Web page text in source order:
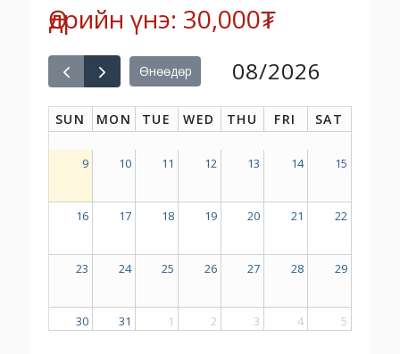
Өдрийн үнэ: 30,000₮
Өнөөдөр 08/2026
SUN MON TUE WED THU FRI SAT
9 10 11 12 13 14 15
16 17 18 19 20 21 22
23 24 25 26 27 28 29
30 31 1 2 3 4 5